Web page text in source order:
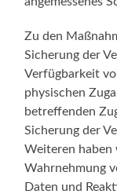
Zu den
Sicherung der
Verfügbarkeit
physischen
betreffenden
Sicherung der
Weiteren haben
Wahrnehmung
Daten und